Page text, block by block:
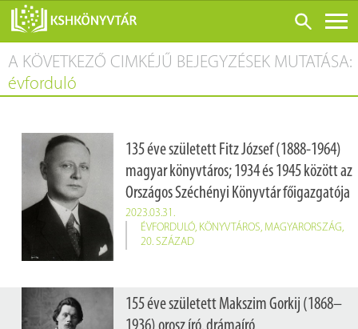
ONLINE KATALÓGUS
RÓLUNK
SZOLGÁLTATÁSOK
KONFERENCIÁK
ADATBÁZISOK
A KÖVETKEZŐ CIMKÉJŰ BEJEGYZÉSEK MUTATÁSA:
évforduló
135 éve született Fitz József (1888-1964)
magyar könyvtáros; 1934 és 1945 között az
Országos Széchényi Könyvtár főigazgatója
2023.03.31.
ÉVFORDULÓ, KÖNYVTÁROS, MAGYARORSZÁG,
20. SZÁZAD
155 éve született Makszim Gorkij (1868–